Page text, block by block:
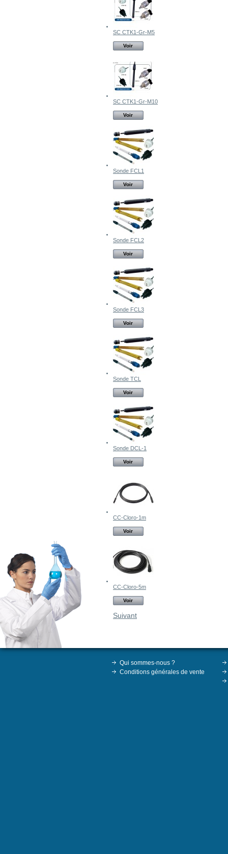
SC CTK1-Gr-M5
Voir
SC CTK1-Gr-M10
Voir
Sonde FCL1
Voir
Sonde FCL2
Voir
Sonde FCL3
Voir
Sonde TCL
Voir
Sonde DCL-1
Voir
CC-Cloro-1m
Voir
CC-Cloro-5m
Voir
Suivant
Qui sommes-nous ?
Conditions générales de vente